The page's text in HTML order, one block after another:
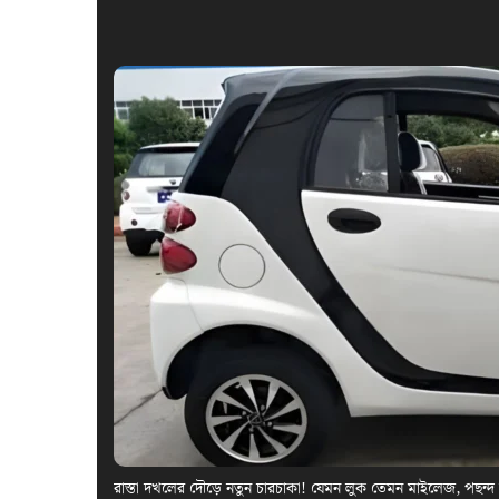
রাস্তা দখলের দৌড়ে নতুন চারচাকা! যেমন লুক তেমন মাইলেজ, পছন্দ